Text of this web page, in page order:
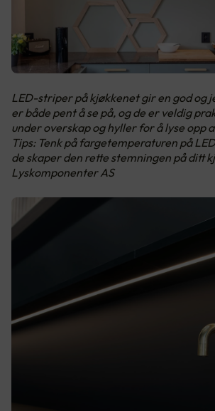
LED-striper på kjøkkenet gir en god og
er både pent å se på, og de er veldig
under overskap og hyller for å lyse opp
Tips: Tenk på fargetemperaturen på
de skaper den rette stemningen på ditt
Lyskomponenter AS